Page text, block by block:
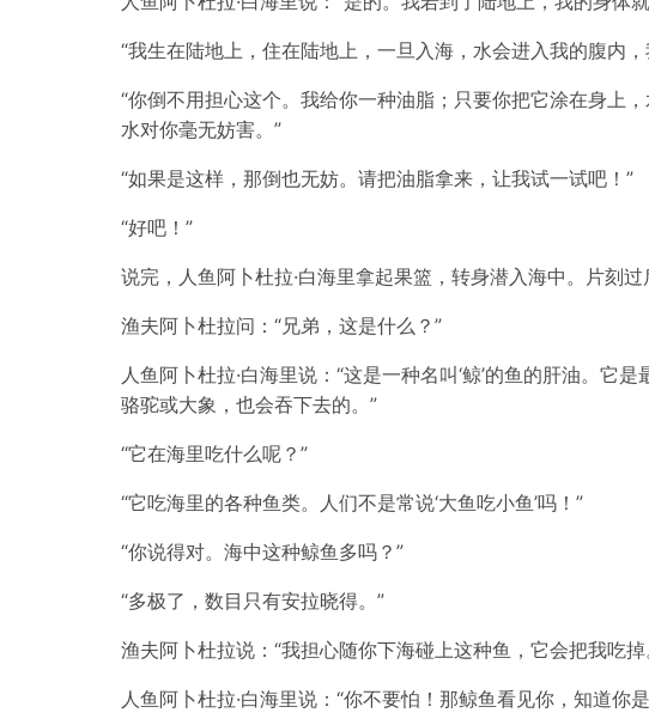
“我生在陆地上，住在陆地上，一旦入海，水会进入我的腹内
“你倒不用担心这个。我给你一种油脂；只要你把它涂在身上
水对你毫无妨害。”
“如果是这样，那倒也无妨。请把油脂拿来，让我试一试吧！”
“好吧！”
说完，人鱼阿卜杜拉·白海里拿起果篮，转身潜入海中。片刻
渔夫阿卜杜拉问：“兄弟，这是什么？”
人鱼阿卜杜拉·白海里说：“这是一种名叫‘鲸’的鱼的肝油。
骆驼或大象，也会吞下去的。”
“它在海里吃什么呢？”
“它吃海里的各种鱼类。人们不是常说‘大鱼吃小鱼’吗！”
“你说得对。海中这种鲸鱼多吗？”
“多极了，数目只有安拉晓得。”
渔夫阿卜杜拉说：“我担心随你下海碰上这种鱼，它会把我吃掉
人鱼阿卜杜拉·白海里说：“你不要怕！那鲸鱼看见你，知道